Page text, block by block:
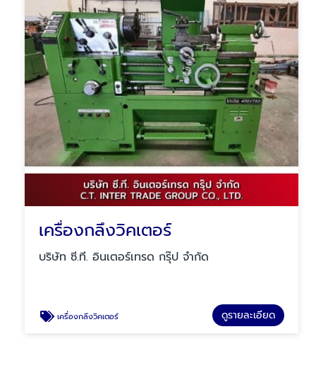
เครื่องกลึงวิคเตอร์
บริษัท ซี.ที. อินเตอร์เทรด กรุ๊ป จำกัด
เครื่องกลึงวิคเตอร์ ดูรายละเอียด